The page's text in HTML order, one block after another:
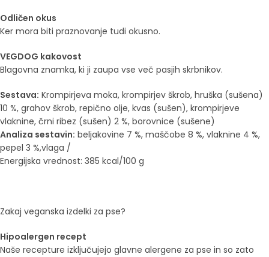
Odličen okus
Ker mora biti praznovanje tudi okusno.
VEGDOG kakovost
Blagovna znamka, ki ji zaupa vse več pasjih skrbnikov.
Sestava: Krompirjeva moka, krompirjev škrob, hruška (sušena)
10 %, grahov škrob, repično olje, kvas (sušen), krompirjeve
vlaknine, črni ribez (sušen) 2 %, borovnice (sušene)
Analiza sestavin: beljakovine 7 %, maščobe 8 %, vlaknine 4 %,
pepel 3 %,vlaga /
Energijska vrednost: 385 kcal/100 g
Zakaj veganska izdelki za pse?
Hipoalergen recept
Naše recepture izključujejo glavne alergene za pse in so zato